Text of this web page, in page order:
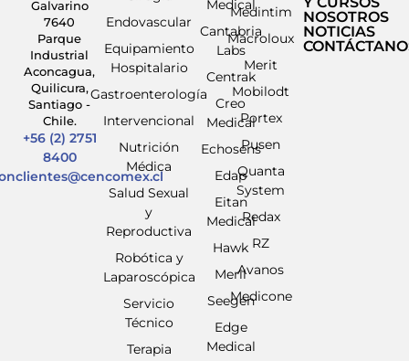
Galvarino
7640
Parque
Industrial
Aconcagua,
Quilicura,
Santiago -
Chile.
+56 (2) 2751
8400
Endovascular
Equipamiento
Hospitalario
Gastroenterología
Intervencional
Nutrición
Médica
Salud Sexual
y
Reproductiva
Robótica y
Laparoscópica
Servicio
Técnico
Terapia
Medical
Cantabria
Labs
Centrak
Creo
Medical
Echosens
Edap
Eitan
Medical
Hawk
Meril
Seegen
Edge
Medical
Medintim
Macroloux
Merit
Mobilodt
Portex
Pusen
Quanta
System
Redax
RZ
Avanos
Medicone
NOSOTROS
NOTICIAS